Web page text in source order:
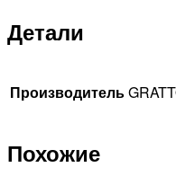
Детали
Производитель
Похожие